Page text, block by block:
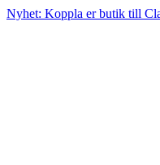
Nyhet: Koppla er butik till